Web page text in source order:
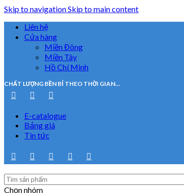
Skip to navigationSkip to main content
Liên hệ
Cửa hàng
Miền Đông
Miền Tây
Hồ Chí Minh
CHẤT LƯỢNG BỀN BỈ THEO THỜI GIAN…
E-catalogue
Bảng giá
Tin tức
Chọn nhóm